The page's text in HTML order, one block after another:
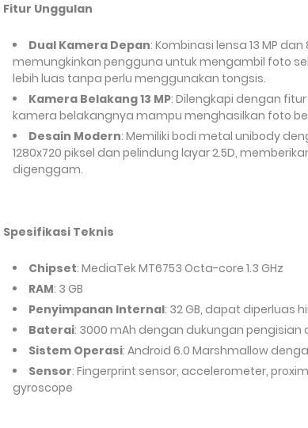
Fitur Unggulan
Dual Kamera Depan: Kombinasi lensa 13 MP
memungkinkan pengguna untuk mengambil foto
lebih luas tanpa perlu menggunakan tongsis.
Kamera Belakang 13 MP: Dilengkapi dengan
kamera belakangnya mampu menghasilkan foto
Desain Modern: Memiliki bodi metal unibody
1280x720 piksel dan pelindung layar 2.5D,
digenggam.
Spesifikasi Teknis
Chipset: MediaTek MT6753 Octa-core 1.3 GHz
RAM: 3 GB
Penyimpanan Internal: 32 GB, dapat diperluas
Baterai: 3000 mAh dengan dukungan pengisian
Sistem Operasi: Android 6.0 Marshmallow
Sensor: Fingerprint sensor, accelerometer,
gyroscope